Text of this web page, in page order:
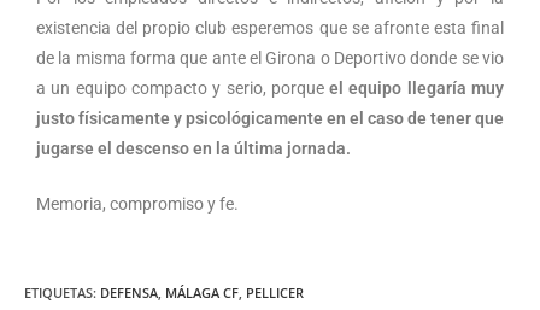
existencia del propio club esperemos que se afronte esta final
de la misma forma que ante el Girona o Deportivo donde se vio
a un equipo compacto y serio, porqueel equipo llegaría muy
justo físicamente y psicológicamente en el caso de tener que
jugarse el descenso en la última jornada.
Memoria, compromiso y fe.
ETIQUETAS: DEFENSA, MÁLAGA CF, PELLICER